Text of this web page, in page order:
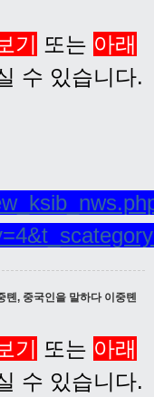
기 또는 아래
수 있습니다.
톈, 중국인을 말하다 이중톈
기 또는 아래
수 있습니다.